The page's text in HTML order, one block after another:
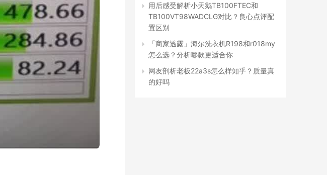
用后感受解析小天鹅TB100FTEC和
TB100VT98WADCLG对比？良心点评配
置区别
「商家透露」海尔洗衣机R198和r018my
怎么选？分析哪款更适合你
网友剖析老板22a3s怎么样知乎？质量真
的好吗